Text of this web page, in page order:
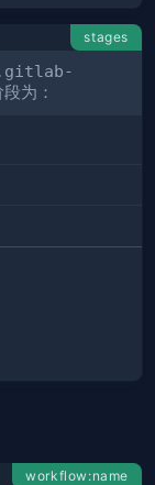
stages
为：
workflow:name